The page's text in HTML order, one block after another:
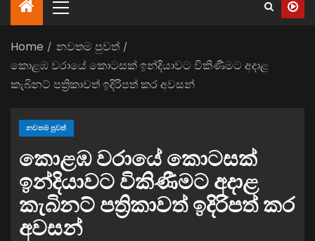
Home
නවතම පුවත්
කොළඹ වරායේ කොටසක් ඉන්දියාවට විකිණීමට අදාළ
කැබිනට් පත්‍රිකාවත් ඉදිරිපත් කර අවසන්
නවතම පුවත්
කොළඹ වරායේ කොටසක්
ඉන්දියාවට විකිණීමට අදාළ
කැබිනට් පත්‍රිකාවත් ඉදිරිපත් කර
අවසන්